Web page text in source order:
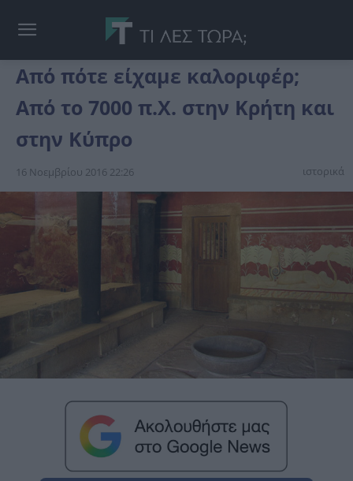
Από πότε είχαμε καλοριφέρ;
Από το 7000 π.Χ. στην Κρήτη και
στην Κύπρο
16 Νοεμβρίου 2016 22:26 ιστορικά